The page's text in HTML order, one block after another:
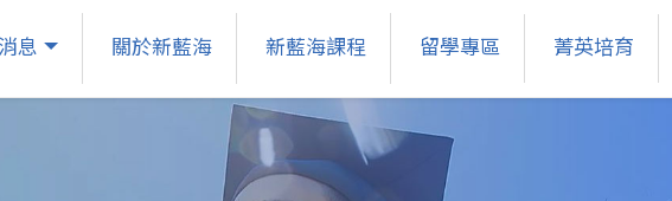
息 關於新藍海 新藍海課程 留學專區 菁英培育